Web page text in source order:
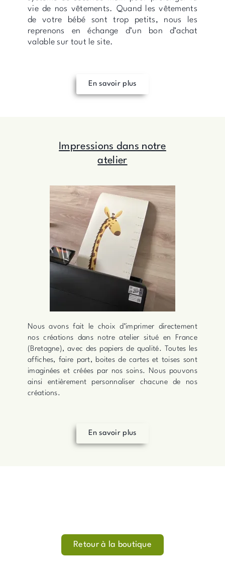
vie de nos vêtements. Quand les vêtements
de votre bébé sont trop petits, nous les
reprenons en échange d’un bon d’achat
valable sur tout le site.
En savoir plus
Impressions dans notre
atelier
Nous avons fait le choix d’imprimer directement
nos créations dans notre atelier situé en France
(Bretagne), avec des papiers de qualité. Toutes les
affiches, faire part, boites de cartes et toises sont
imaginées et créées par nos soins. Nous pouvons
ainsi entièrement personnaliser chacune de nos
créations.
En savoir plus
Retour à la boutique